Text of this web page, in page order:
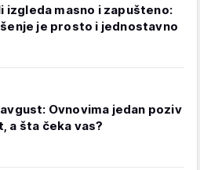
izgleda masno i zapušteno:
je prosto i jednostavno
Ovnovima jedan poziv
a šta čeka vas?